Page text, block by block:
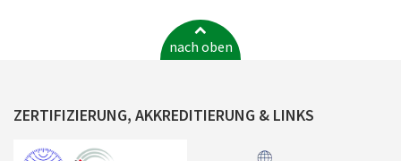
nach oben
ZERTIFIZIERUNG, AKKREDITIERUNG & LINKS